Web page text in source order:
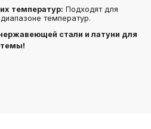
температур: Подходят для
температур.
стали и латуни для